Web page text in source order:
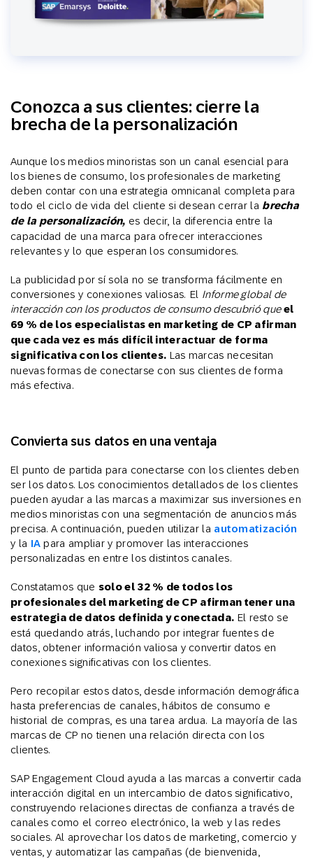
Conozca a sus clientes: cierre la
brecha de la personalización
Aunque los medios minoristas son un canal esencial para
los bienes de consumo, los profesionales de marketing
deben contar con una estrategia omnicanal completa para
todo el ciclo de vida del cliente si desean cerrar la brecha
de la personalización, es decir, la diferencia entre la
capacidad de una marca para ofrecer interacciones
relevantes y lo que esperan los consumidores.
La publicidad por sí sola no se transforma fácilmente en
conversiones y conexiones valiosas. El Informe global de
interacción con los productos de consumo descubrió queel
69 % de los especialistas en marketing de CP afirman
que cada vez es más difícil interactuar de forma
significativa con los clientes. Las marcas necesitan
nuevas formas de conectarse con sus clientes de forma
más efectiva.
Convierta sus datos en una ventaja
El punto de partida para conectarse con los clientes deben
ser los datos. Los conocimientos detallados de los clientes
pueden ayudar a las marcas a maximizar sus inversiones en
medios minoristas con una segmentación de anuncios más
precisa. A continuación, pueden utilizar la automatización
y la IA para ampliar y promover las interacciones
personalizadas en entre los distintos canales.
Constatamos que solo el 32 % de todos los
profesionales del marketing de CP afirman tener una
estrategia de datos definida y conectada. El resto se
está quedando atrás, luchando por integrar fuentes de
datos, obtener información valiosa y convertir datos en
conexiones significativas con los clientes.
Pero recopilar estos datos, desde información demográfica
hasta preferencias de canales, hábitos de consumo e
historial de compras, es una tarea ardua. La mayoría de las
marcas de CP no tienen una relación directa con los
clientes.
SAP Engagement Cloud ayuda a las marcas a convertir cada
interacción digital en un intercambio de datos significativo,
construyendo relaciones directas de confianza a través de
canales como el correo electrónico, la web y las redes
sociales. Al aprovechar los datos de marketing, comercio y
ventas, y automatizar las campañas (de bienvenida,